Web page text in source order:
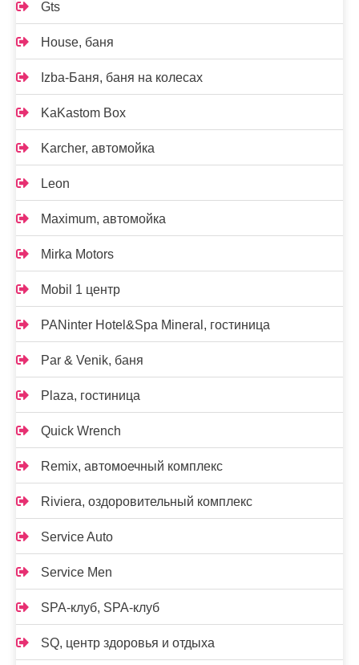
Gts
House, баня
Izba-Баня, баня на колесах
KaKastom Box
Karcher, автомойка
Leon
Maximum, автомойка
Mirka Motors
Mobil 1 центр
PANinter Hotel&Spa Mineral, гостиница
Par & Venik, баня
Plaza, гостиница
Quick Wrench
Remix, автомоечный комплекс
Riviera, оздоровительный комплекс
Service Auto
Service Men
SPA-клуб, SPA-клуб
SQ, центр здоровья и отдыха